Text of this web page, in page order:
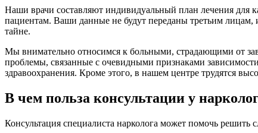
Наши врачи составляют индивидуальный план лечения для
пациентам. Ваши данные не будут переданы третьим лицам,
тайне.
Мы внимательно относимся к больными, страдающими от
проблемы, связанные с очевидными признаками
здравоохранения. Кроме этого, в нашем центре трудятся
В чем польза консультации у
Консультация специалиста нарколога может помочь решить